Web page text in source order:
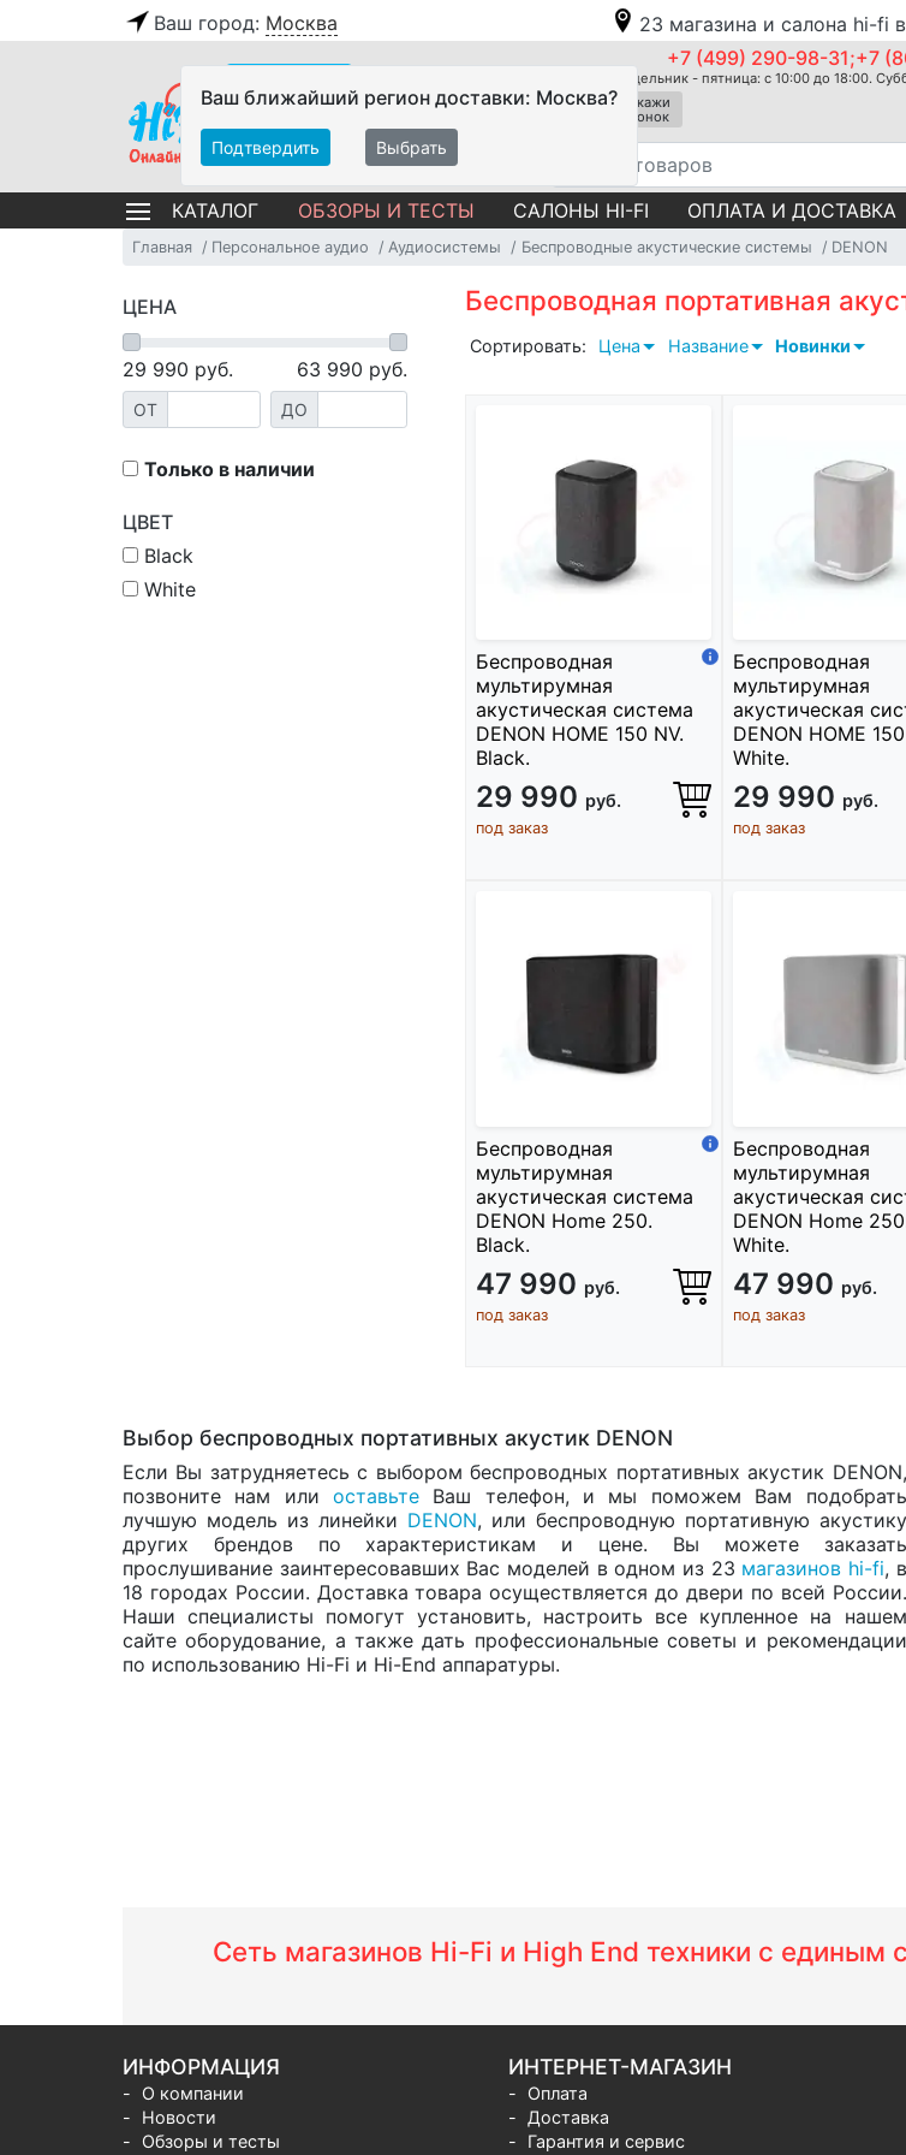
Ваш город: Москва 23 магазина и салона hi-fi
Ваш ближайший регион доставки: Москва?
Подтвердить Выбрать
+7 (499) 290-98-31;+7
Понедельник - пятница: с 10:00 до 18:00.
Закажи
звонок
КАТАЛОГ ОБЗОРЫ И ТЕСТЫ САЛОНЫ HI-FI ОПЛАТА И ДОСТАВКА
Главная Персональное аудио Аудиосистемы Беспроводные акустические системы DENON
Беспроводная портативная
Сортировать: Цена Название Новинки
Беспроводная
мультирумная
акустическая система
DENON HOME 150 NV.
Black.
29 990 руб.
под заказ
Беспроводная
мультирумная
акустическая
DENON HOME
White.
29 990 руб.
под заказ
Беспроводная
мультирумная
акустическая система
DENON Home 250.
Black.
47 990 руб.
под заказ
Беспроводная
мультирумная
акустическая
DENON Home
White.
47 990 руб.
под заказ
ЦЕНА
29 990 руб. 63 990 руб.
ОТ ДО
Только в наличии
ЦВЕТ
Black
White
Выбор беспроводных портативных акустик DENON
Если Вы затрудняетесь с выбором беспроводных портативных акустик DENON,
позвоните нам илиоставьте Ваш телефон, и мы поможем Вам подобрать
лучшую модель из линейки DENON, или беспроводную портативную акустику
других брендов по характеристикам и цене. Вы можете заказать
прослушивание заинтересовавших Вас моделей в одном из 23 магазинов hi-fi, в
18 городах России. Доставка товара осуществляется до двери по всей России.
Наши специалисты помогут установить, настроить все купленное на нашем
сайте оборудование, а также дать профессиональные советы и рекомендации
по использованию Hi-Fi и Hi-End аппаратуры.
Сеть магазинов Hi-Fi и High End техники с
ИНФОРМАЦИЯ
О компании
Новости
Обзоры и тесты
ИНТЕРНЕТ-МАГАЗИН
Оплата
Доставка
Гарантия и сервис